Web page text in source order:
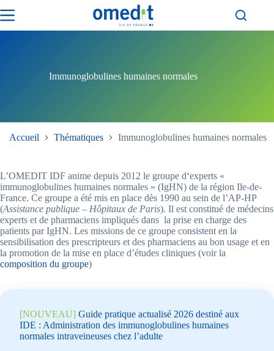
au
Immunoglobulines humaines normales
Accueil Thématiques Immunoglobulines humaines normales
L’OMEDIT IDF anime depuis 2012 le groupe d‘experts «
immunoglobulines humaines normales » (IgHN) de la région Ile-de-
France. Ce groupe a été mis en place dès 1990 au sein de l’AP-HP
(Assistance publique – Hôpitaux de Paris). Il est constitué de médecins
experts et de pharmaciens impliqués dans la prise en charge des
patients par IgHN. Les missions de ce groupe consistent en la
sensibilisation des prescripteurs et des pharmaciens au bon usage et en
la promotion de la mise en place d’études cliniques (voir la
composition du groupe)
[NOUVEAU] Guide pratique actualisé 2026 destiné aux
IDE : Administration des immunoglobulines humaines
normales intraveineuses chez l’adulte